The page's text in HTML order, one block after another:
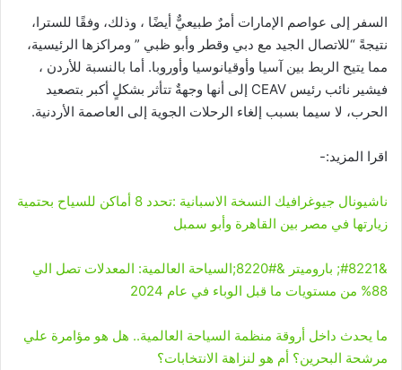
السفر إلى عواصم الإمارات أمرٌ طبيعيٌّ أيضًا ، وذلك، وفقًا للسترا،
نتيجةً “للاتصال الجيد مع دبي وقطر وأبو ظبي ” ومراكزها الرئيسية،
مما يتيح الربط بين آسيا وأوقيانوسيا وأوروبا. أما بالنسبة للأردن ،
فيشير نائب رئيس CEAV إلى أنها وجهةٌ تتأثر بشكلٍ أكبر بتصعيد
الحرب، لا سيما بسبب إلغاء الرحلات الجوية إلى العاصمة الأردنية.
اقرا المزيد:-
ناشيونال جيوغرافيك النسخة الاسبانية :تحدد 8 أماكن للسياح بحتمية
زيارتها في مصر بين القاهرة وأبو سمبل
&#8221; باروميتر &#8220;السياحة العالمية: المعدلات تصل الي
88% من مستويات ما قبل الوباء في عام 2024
ما يحدث داخل أروقة منظمة السياحة العالمية.. هل هو مؤامرة علي
مرشحة البحرين؟ أم هو لنزاهة الانتخابات؟